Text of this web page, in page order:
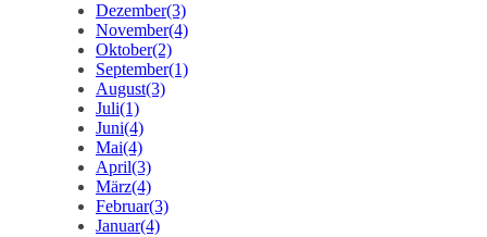
Dezember(3)
November(4)
Oktober(2)
September(1)
August(3)
Juli(1)
Juni(4)
Mai(4)
April(3)
März(4)
Februar(3)
Januar(4)